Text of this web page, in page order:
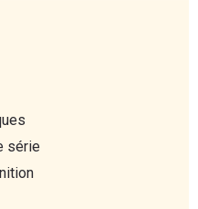
série